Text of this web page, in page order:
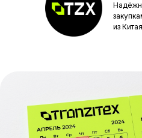
Рекомендации к
планированию закупок
Получить
из